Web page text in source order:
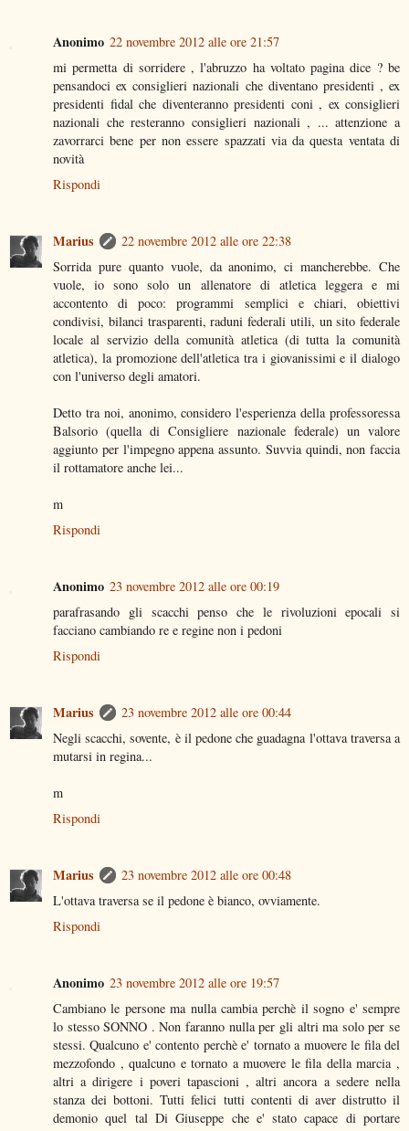
Anonimo 22 novembre 2012 alle ore 21:57
mi permetta di sorridere , l'abruzzo ha voltato pagina dice ? be
pensandoci ex consiglieri nazionali che diventano presidenti , ex
presidenti fidal che diventeranno presidenti coni , ex consiglieri
nazionali che resteranno consiglieri nazionali , ... attenzione a
zavorrarci bene per non essere spazzati via da questa ventata di
novità
Rispondi
Marius
22 novembre 2012 alle ore 22:38
Sorrida pure quanto vuole, da anonimo, ci mancherebbe. Che
vuole, io sono solo un allenatore di atletica leggera e mi
accontento di poco: programmi semplici e chiari, obiettivi
condivisi, bilanci trasparenti, raduni federali utili, un sito federale
locale al servizio della comunità atletica (di tutta la comunità
atletica), la promozione dell'atletica tra i giovanissimi e il dialogo
con l'universo degli amatori.
Detto tra noi, anonimo, considero l'esperienza della professoressa
Balsorio (quella di Consigliere nazionale federale) un valore
aggiunto per l'impegno appena assunto. Suvvia quindi, non faccia
il rottamatore anche lei...
m
Rispondi
Anonimo 23 novembre 2012 alle ore 00:19
parafrasando gli scacchi penso che le rivoluzioni epocali si
facciano cambiando re e regine non i pedoni
Rispondi
Marius
23 novembre 2012 alle ore 00:44
Negli scacchi, sovente, è il pedone che guadagna l'ottava traversa a
mutarsi in regina...
m
Rispondi
Marius
23 novembre 2012 alle ore 00:48
L'ottava traversa se il pedone è bianco, ovviamente.
Rispondi
Anonimo 23 novembre 2012 alle ore 19:57
Cambiano le persone ma nulla cambia perchè il sogno e' sempre
lo stesso SONNO . Non faranno nulla per gli altri ma solo per se
stessi. Qualcuno e' contento perchè e' tornato a muovere le fila del
mezzofondo , qualcuno e tornato a muovere le fila della marcia ,
altri a dirigere i poveri tapascioni , altri ancora a sedere nella
stanza dei bottoni. Tutti felici tutti contenti di aver distrutto il
demonio quel tal Di Giuseppe che e' stato capace di portare